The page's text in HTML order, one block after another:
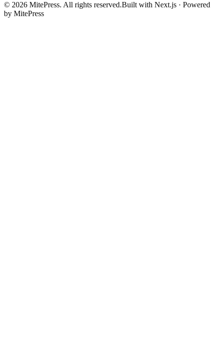
© 2026 MitePress. All rights reserved.Built with Next.js · Powered
by MitePress